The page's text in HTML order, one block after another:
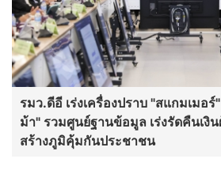
รมว.ดีอี เร่งเครื่องปราบ "สแกมเมอ
ม้า" รวมศูนย์ฐานข้อมูล เร่งรัดคืนเงิ
สร้างภูมิคุ้มกันประชาชน